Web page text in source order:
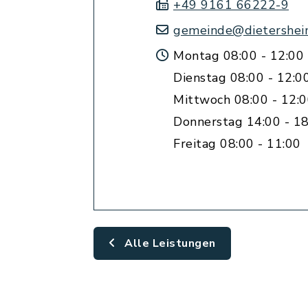
+49 9161 66222-9
Montag 08:00 - 12:00
Dienstag 08:00 -
Mittwoch 08:00 -
Donnerstag 14:00 -
Freitag 08:00 - 11:00
Alle Leistungen